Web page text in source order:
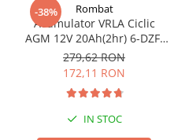
Intrerupatoare si prize
Dulapuri pentru cablare
structurata
Tablouri electrice
-38% Rombat
Acumulator VRLA Ciclic
AGM 12V 20Ah(2hr) 6-DZF-
20 / 6-DZM-20 pentru
biciclete electrice
279,62 RON
172,11 RON
IN STOC